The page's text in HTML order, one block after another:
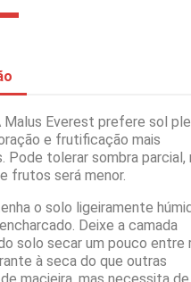
Malus Everest prefere sol
e frutificação mais
Pode tolerar sombra parcial,
frutos será menor.
o solo ligeiramente
Deixe a camada
solo secar um pouco entre
à seca do que outras